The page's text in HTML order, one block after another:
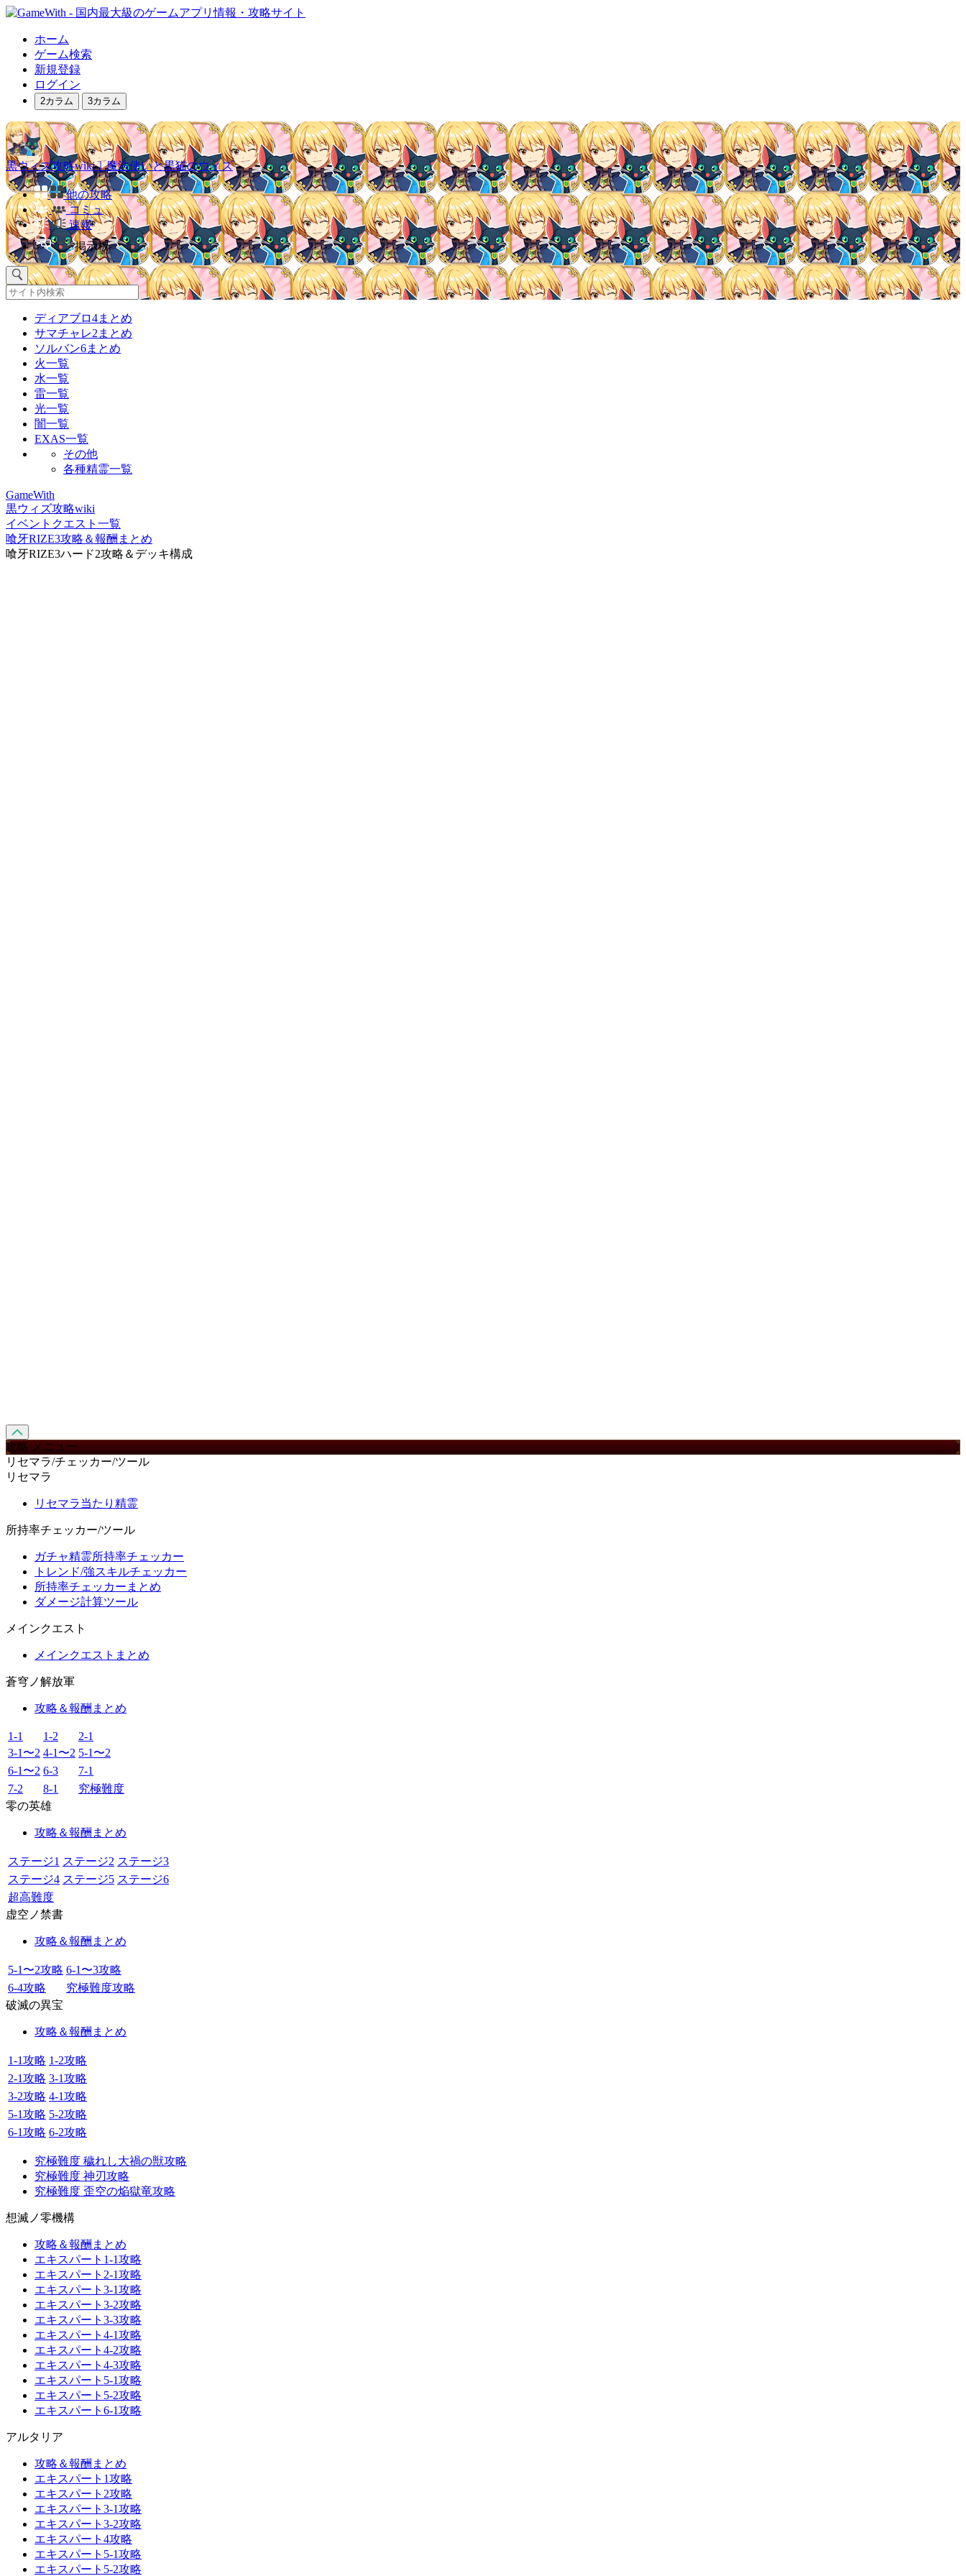
ホーム
ゲーム検索
新規登録
ログイン
2カラム 3カラム
黒ウィズ攻略wiki｜魔法使いと黒猫のウィズ
他の攻略
コミュ
速報
掲示板
ディアブロ4まとめ
サマチャレ2まとめ
ソルバン6まとめ
火一覧
水一覧
雷一覧
光一覧
闇一覧
EXAS一覧
その他
各種精霊一覧
GameWith
黒ウィズ攻略wiki
イベントクエスト一覧
喰牙RIZE3攻略＆報酬まとめ
喰牙RIZE3ハード2攻略＆デッキ構成
攻略 メニュー
リセマラ/チェッカー/ツール
リセマラ
リセマラ当たり精霊
所持率チェッカー/ツール
ガチャ精霊所持率チェッカー
トレンド/強スキルチェッカー
所持率チェッカーまとめ
ダメージ計算ツール
メインクエスト
メインクエストまとめ
蒼穹ノ解放軍
攻略＆報酬まとめ
1-1 1-2
2-1
3-1〜2 4-1〜2 5-1〜2
6-1〜2 6-3
7-1
7-2
8-1
究極難度
零の英雄
攻略＆報酬まとめ
ステージ1 ステージ2 ステージ3
ステージ4 ステージ5 ステージ6
超高難度
虚空ノ禁書
攻略＆報酬まとめ
5-1〜2攻略 6-1〜3攻略
6-4攻略
究極難度攻略
破滅の異宝
攻略＆報酬まとめ
1-1攻略 1-2攻略
2-1攻略 3-1攻略
3-2攻略 4-1攻略
5-1攻略 5-2攻略
6-1攻略 6-2攻略
究極難度 穢れし大禍の獣攻略
究極難度 神刃攻略
究極難度 歪空の焔獄竜攻略
想滅ノ零機構
攻略＆報酬まとめ
エキスパート1-1攻略
エキスパート2-1攻略
エキスパート3-1攻略
エキスパート3-2攻略
エキスパート3-3攻略
エキスパート4-1攻略
エキスパート4-2攻略
エキスパート4-3攻略
エキスパート5-1攻略
エキスパート5-2攻略
エキスパート6-1攻略
アルタリア
攻略＆報酬まとめ
エキスパート1攻略
エキスパート2攻略
エキスパート3-1攻略
エキスパート3-2攻略
エキスパート4攻略
エキスパート5-1攻略
エキスパート5-2攻略